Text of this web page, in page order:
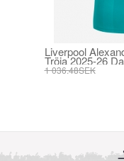
Liverpool
Tröja 2025-26
1 036.48SEK